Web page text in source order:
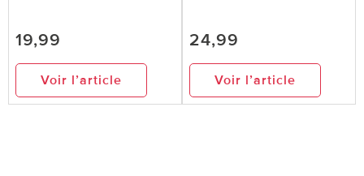
19,99
Voir l’article
24,99
Voir l’article